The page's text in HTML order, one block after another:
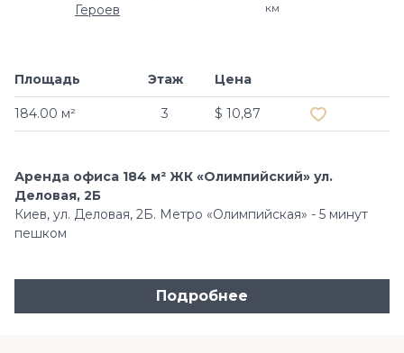
Героев
км
Площадь
184.00 м²
Этаж
3
Цена
$ 10,87
Аренда офиса 184 м² ЖК «Олимпийский» ул.
Деловая, 2Б
Киев, ул. Деловая, 2Б. Метро «Олимпийская» - 5 минут
пешком
Подробнее